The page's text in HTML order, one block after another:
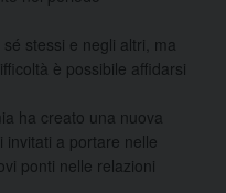
stessi e negli altri, ma
è possibile affidarsi
ha creato una nuova
invitati a portare nelle
ponti nelle relazioni